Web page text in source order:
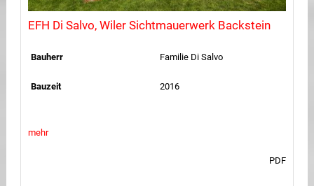
EFH Di Salvo, Wiler Sichtmauerwerk Backstein
Bauherr Familie Di Salvo
Bauzeit 2016
mehr
PDF